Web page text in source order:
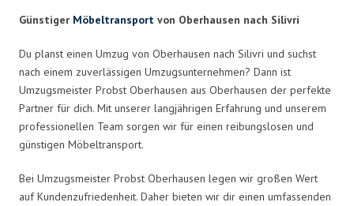
Günstiger Möbeltransport von Oberhausen nach Silivri
Du planst einen Umzug von Oberhausen nach Silivri und suchst
nach einem zuverlässigen Umzugsunternehmen? Dann ist
Umzugsmeister Probst Oberhausen aus Oberhausen der perfekte
Partner für dich. Mit unserer langjährigen Erfahrung und unserem
professionellen Team sorgen wir für einen reibungslosen und
günstigen Möbeltransport.
Bei Umzugsmeister Probst Oberhausen legen wir großen Wert
auf Kundenzufriedenheit. Daher bieten wir dir einen umfassenden